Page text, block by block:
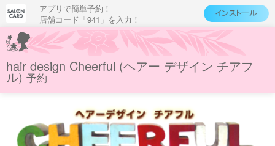
アプリで簡単予約！
店舗コード「941」を入力！
hair design Cheerful (ヘアー デザイン チアフ
ル)予約